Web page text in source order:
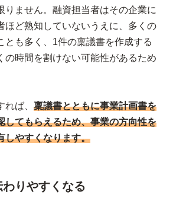
りません。融資担当者はその企業に
ほど熟知していないうえに、多くの
とも多く、1件の稟議書を作成する
の時間を割けない可能性があるため
ば、 稟議書とともに事業計画書を
してもらえるため、事業の方向性を
しやすくなります。
りやすくなる